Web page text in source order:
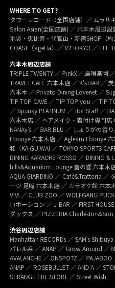
WHERE TO GET?
タワーレコード（全国店舗）／ ムラサ
Salon Asian(全国店舗) ／ 六本木周辺
池袋・恵比寿・代官山・新宿SHOP（
COAST（ageHa）／ V2TOKYO ／ ELE
六本木周辺店舗
TRIPLE TWENTY ／ PinkX／ 島唄楽園
TRAVEL CAFÉ 六本木店 ／ K’s BAR ／
六本木 ／ Privato Dining Lovenet ／
TIP TOP CAVE ／ TIP TOP you ／ TIP
／ Spunky PLATINUM ／ Hot Staff ／
六本木店 ／ ヘアメイク・着付け専門店
NANAy’s ／ BAR BLU ／ しょうがの香
Ebonye 六本木店 ／ Agleam Ebonye 六
和（KA GU WA) ／ TOKYO SPORTS
DINING KARAOKE ROSSO ／ DINING &
hills&Aquarium Lounge 蒼の響 六本木
AQUA GIARDINO ／ Café&Trattoria ／
ージ 足庵 六本木店 ／ カラオケ館 六
VIVI ／ CLUB ZOO ／ WOLFGANG
ロポーション ／ J-BAR ／ FIRST
ダックス ／ PIZZERIA Charleston&Son
渋谷周辺店舗
Manhattan RECORDs ／ SAM’s
パレル系 ／ ANAP ／ Grow Around ／
AVALANCHE ／ ONSPOTZ ／
ANAP ／ ROSEBULLET ／ AND A ／
STRANGE THE STORE ／ Street Wish